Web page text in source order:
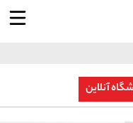
آنلاین